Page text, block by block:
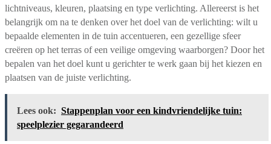
lichtniveaus, kleuren, plaatsing en type verlichting. Allereerst is het
belangrijk om na te denken over het doel van de verlichting: wilt u
bepaalde elementen in de tuin accentueren, een gezellige sfeer
creëren op het terras of een veilige omgeving waarborgen? Door het
bepalen van het doel kunt u gerichter te werk gaan bij het kiezen en
plaatsen van de juiste verlichting.
Lees ook: Stappenplan voor een kindvriendelijke tuin:
speelplezier gegarandeerd